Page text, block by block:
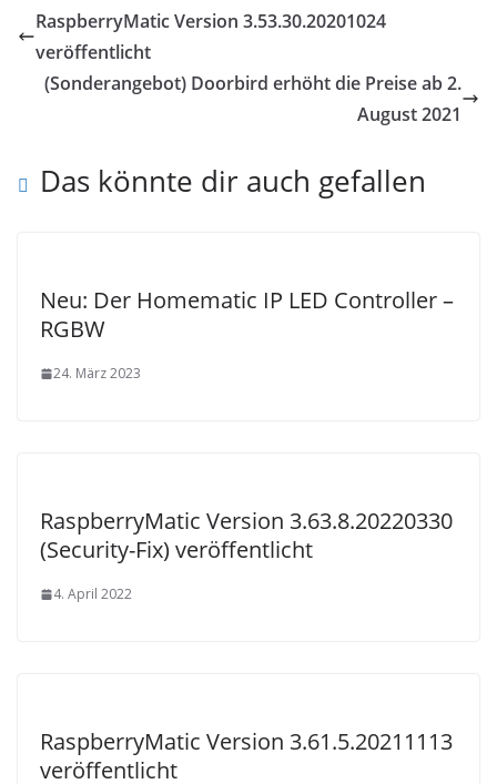
RaspberryMatic Version 3.53.30.20201024
veröffentlicht
(Sonderangebot) Doorbird erhöht die Preise ab 2.
August 2021
Das könnte dir auch gefallen
Neu: Der Homematic IP LED Controller –
RGBW
24. März 2023
RaspberryMatic Version 3.63.8.20220330
(Security-Fix) veröffentlicht
4. April 2022
RaspberryMatic Version 3.61.5.20211113
veröffentlicht